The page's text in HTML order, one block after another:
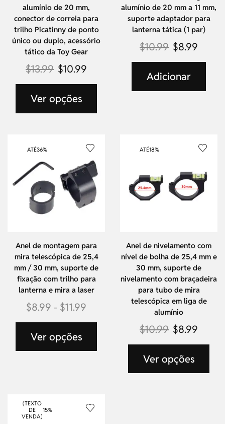
alumínio de 20 mm,
conector de correia para
trilho Picatinny de ponto
único ou duplo, acessório
tático da Toy Gear
$13.99 $10.99
Ver opções
alumínio de 20 mm a 11 mm,
suporte adaptador para
lanterna tática (1 par)
$10.99 $8.99
Adicionar
ATÉ36%
Anel de montagem para
mira telescópica de 25,4
mm / 30 mm, suporte de
fixação com trilho para
lanterna e mira a laser
$8.99 - $11.99
Ver opções
ATÉ18%
Anel de nivelamento com
nível de bolha de 25,4 mm e
30 mm, suporte de
nivelamento com braçadeira
para tubo de mira
telescópica em liga de
alumínio
$10.99 $8.99
Ver opções
(TEXTO
DE
VENDA)
15%